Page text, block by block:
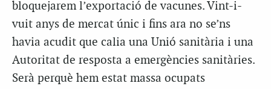
bloquejarem l’exportació de vacunes. Vint-i-
vuit anys de mercat únic i fins ara no se’ns
havia acudit que calia una Unió sanitària i una
Autoritat de resposta a emergències sanitàries.
Serà perquè hem estat massa ocupats